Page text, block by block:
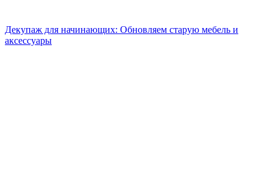
Декупаж для начинающих: Обновляем старую мебель и
аксессуары